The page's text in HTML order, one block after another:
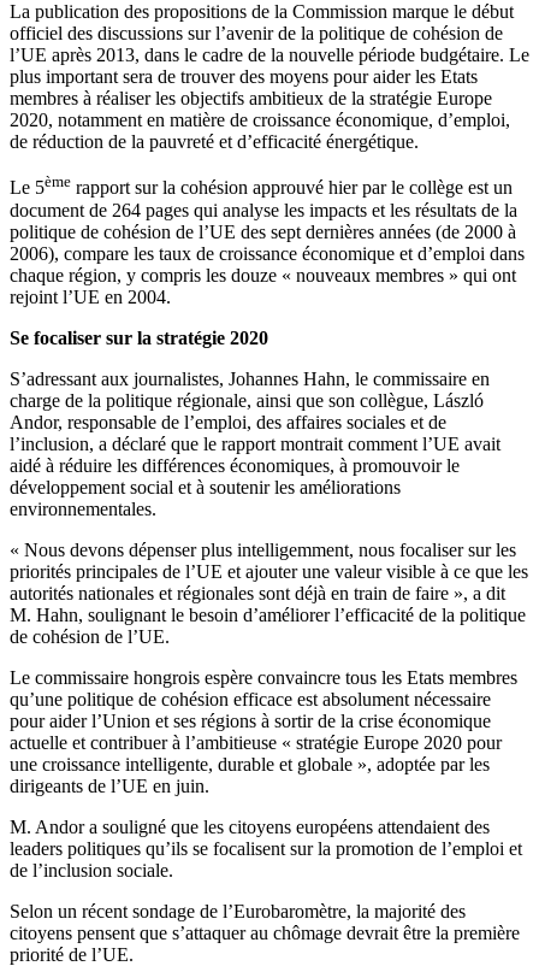
La publication des propositions de la Commission marque le début
officiel des discussions sur l’avenir de la politique de cohésion de
l’UE après 2013, dans le cadre de la nouvelle période budgétaire. Le
plus important sera de trouver des moyens pour aider les Etats
membres à réaliser les objectifs ambitieux de la stratégie Europe
2020, notamment en matière de croissance économique, d’emploi,
de réduction de la pauvreté et d’efficacité énergétique.
Le 5ème rapport sur la cohésion approuvé hier par le collège est un
document de 264 pages qui analyse les impacts et les résultats de la
politique de cohésion de l’UE des sept dernières années (de 2000 à
2006), compare les taux de croissance économique et d’emploi dans
chaque région, y compris les douze « nouveaux membres » qui ont
rejoint l’UE en 2004.
Se focaliser sur la stratégie 2020
S’adressant aux journalistes, Johannes Hahn, le commissaire en
charge de la politique régionale, ainsi que son collègue, László
Andor, responsable de l’emploi, des affaires sociales et de
l’inclusion, a déclaré que le rapport montrait comment l’UE avait
aidé à réduire les différences économiques, à promouvoir le
développement social et à soutenir les améliorations
environnementales.
« Nous devons dépenser plus intelligemment, nous focaliser sur les
priorités principales de l’UE et ajouter une valeur visible à ce que les
autorités nationales et régionales sont déjà en train de faire », a dit
M. Hahn, soulignant le besoin d’améliorer l’efficacité de la politique
de cohésion de l’UE.
Le commissaire hongrois espère convaincre tous les Etats membres
qu’une politique de cohésion efficace est absolument nécessaire
pour aider l’Union et ses régions à sortir de la crise économique
actuelle et contribuer à l’ambitieuse « stratégie Europe 2020 pour
une croissance intelligente, durable et globale », adoptée par les
dirigeants de l’UE en juin.
M. Andor a souligné que les citoyens européens attendaient des
leaders politiques qu’ils se focalisent sur la promotion de l’emploi et
de l’inclusion sociale.
Selon un récent sondage de l’Eurobaromètre, la majorité des
citoyens pensent que s’attaquer au chômage devrait être la première
priorité de l’UE.